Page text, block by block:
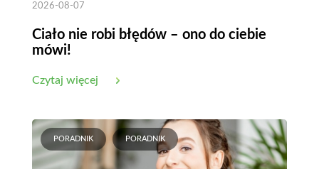
2026-08-07
Ciało nie robi błędów – ono do ciebie
mówi!
Czytaj więcej
PORADNIK PORADNIK